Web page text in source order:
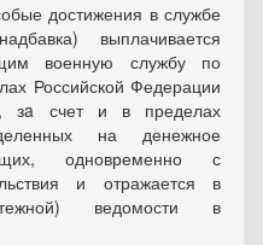
достижения в службе
выплачивается
военную службу по
Российской Федерации
зa счет и в пределах
на денежное
одновременно с
и отражается в
ведомости в